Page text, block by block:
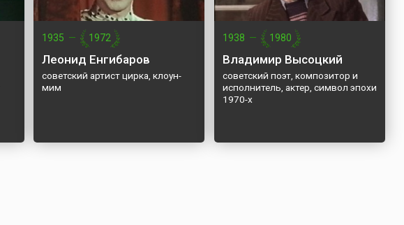
1935 — 1972
Леонид Енгибаров
советский артист цирка, клоун-
мим
1938 — 1980
Владимир Высоцкий
советский поэт, композитор и
исполнитель, актер, символ эпохи
1970-х